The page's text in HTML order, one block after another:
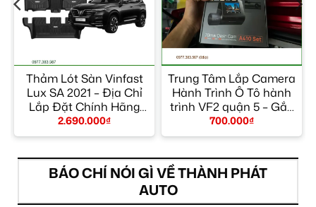
Thảm Lót Sàn Vinfast
Lux SA 2021 – Địa Chỉ
Lắp Đặt Chính Hãng
TPHCM
2.690.000₫
Trung Tâm Lắp Camera
Hành Trình Ô Tô hành
trình VF2 quận 5 – Gắn
Nhanh Trong Ngày
700.000₫
BÁO CHÍ NÓI GÌ VỀ THÀNH PHÁT
AUTO